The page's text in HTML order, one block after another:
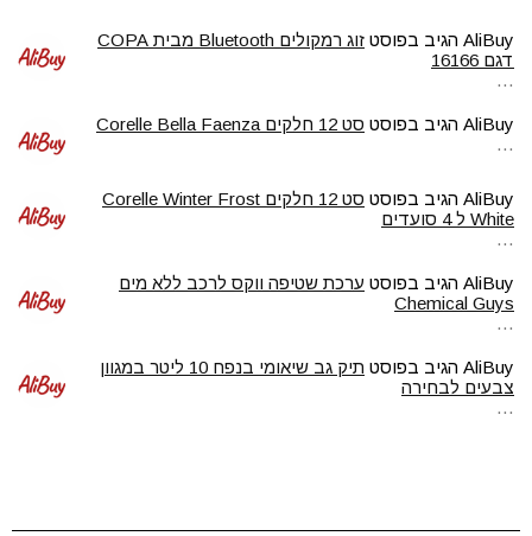
AliBuy הגיב בפוסט
זוג רמקולים Bluetooth מבית COPA
דגם 16166
…
AliBuy הגיב בפוסט סט 12 חלקים Corelle Bella Faenza
…
AliBuy הגיב בפוסט
סט 12 חלקים Corelle Winter Frost
White ל 4 סועדים
…
AliBuy הגיב בפוסט ערכת שטיפה ווקס לרכב ללא מים
Chemical Guys
…
AliBuy הגיב בפוסט
תיק גב שיאומי בנפח 10 ליטר במגוון
צבעים לבחירה
…